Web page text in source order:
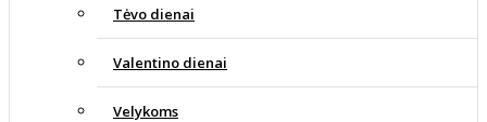
Tėvo dienai
Valentino dienai
Velykoms